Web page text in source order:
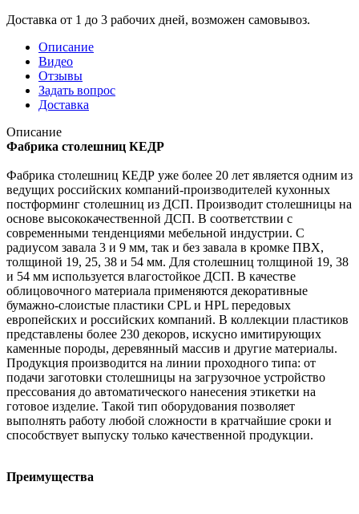
Доставка от 1 до 3 рабочих дней, возможен самовывоз.
Описание
Видео
Отзывы
Задать вопрос
Доставка
Описание
Фабрика столешниц КЕДР
Фабрика столешниц КЕДР уже более 20 лет является одним из
ведущих российских компаний-производителей кухонных
постформинг столешниц из ДСП. Производит столешницы на
основе высококачественной ДСП. В соответствии с
современными тенденциями мебельной индустрии. С
радиусом завала 3 и 9 мм, так и без завала в кромке ПВХ,
толщиной 19, 25, 38 и 54 мм. Для столешниц толщиной 19, 38
и 54 мм используется влагостойкое ДСП. В качестве
облицовочного материала применяются декоративные
бумажно-слоистые пластики CPL и HPL передовых
европейских и российских компаний. В коллекции пластиков
представлены более 230 декоров, искусно имитирующих
каменные породы, деревянный массив и другие материалы.
Продукция производится на линии проходного типа: от
подачи заготовки столешницы на загрузочное устройство
прессования до автоматического нанесения этикетки на
готовое изделие. Такой тип оборудования позволяет
выполнять работу любой сложности в кратчайшие сроки и
способствует выпуску только качественной продукции.
Преимущества